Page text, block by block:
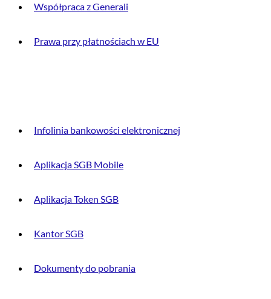
Współpraca z Generali
Prawa przy płatnościach w EU
Infolinia bankowości elektronicznej
Aplikacja SGB Mobile
Aplikacja Token SGB
Kantor SGB
Dokumenty do pobrania